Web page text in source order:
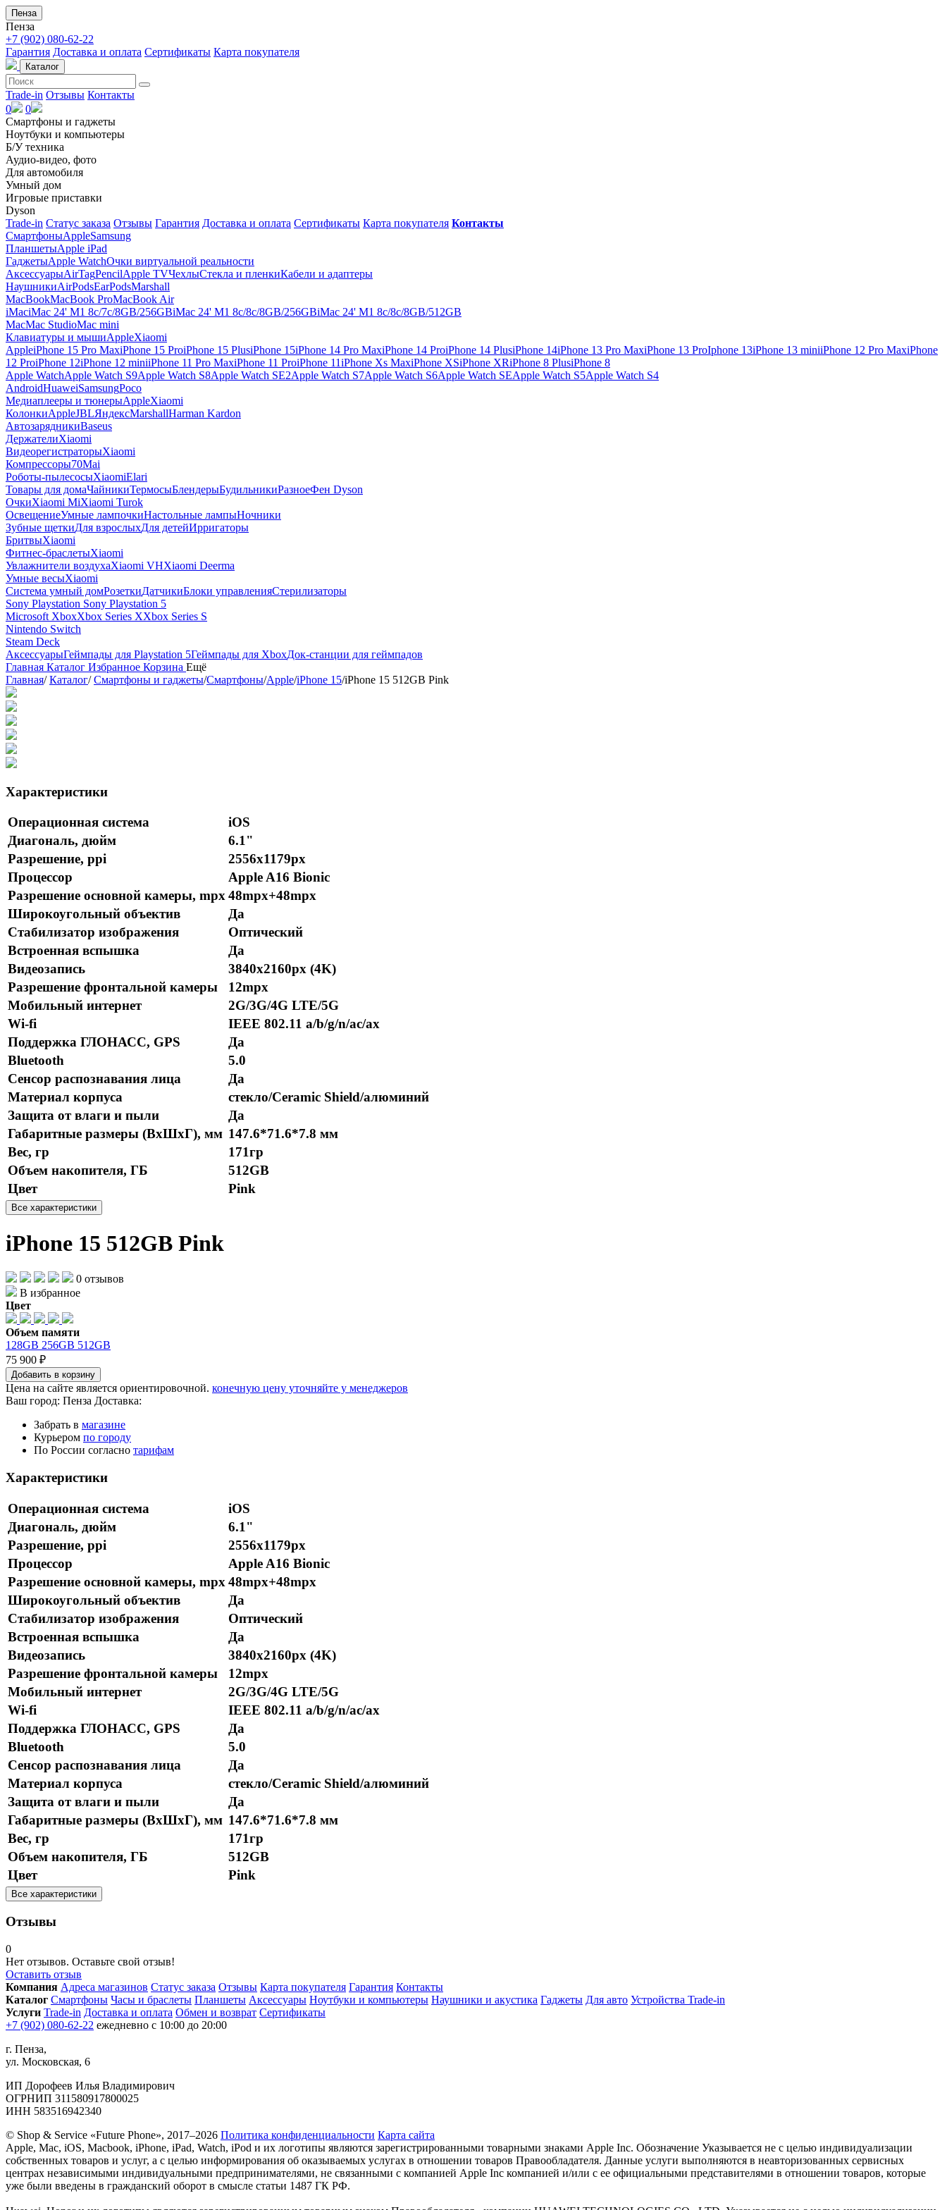
Пенза
Пенза
+7 (902) 080-62-22
Гарантия Доставка и оплата Сертификаты Карта покупателя
Каталог
Trade-in Отзывы Контакты
0
0
Смартфоны и гаджеты
Ноутбуки и компьютеры
Б/У техника
Аудио-видео, фото
Для автомобиля
Умный дом
Игровые приставки
Dyson
Trade-in Статус заказа Отзывы Гарантия Доставка и оплата Сертификаты Карта покупателя Контакты
СмартфоныAppleSamsung
ПланшетыApple iPad
ГаджетыApple WatchОчки виртуальной реальности
АксессуарыAirTagPencilApple TVЧехлыСтекла и пленкиКабели и адаптеры
НаушникиAirPodsEarPodsMarshall
MacBookMacBook ProMacBook Air
iMaciMac 24' M1 8c/7c/8GB/256GBiMac 24' M1 8c/8c/8GB/256GBiMac 24' M1 8c/8c/8GB/512GB
MacMac StudioMac mini
Клавиатуры и мышиAppleXiaomi
AppleiPhone 15 Pro MaxiPhone 15 ProiPhone 15 PlusiPhone 15iPhone 14 Pro MaxiPhone 14 ProiPhone 14 PlusiPhone 14iPhone 13 Pro MaxiPhone 13 ProIphone 13iPhone 13 miniiPhone 12 Pro MaxiPhone
12 ProiPhone 12iPhone 12 miniiPhone 11 Pro MaxiPhone 11 ProiPhone 11iPhone Xs MaxiPhone XSiPhone XRiPhone 8 PlusiPhone 8
Apple WatchApple Watch S9Apple Watch S8Apple Watch SE2Apple Watch S7Apple Watch S6Apple Watch SEApple Watch S5Apple Watch S4
AndroidHuaweiSamsungPoco
Медиаплееры и тюнерыAppleXiaomi
КолонкиAppleJBLЯндексMarshallHarman Kardon
АвтозарядникиBaseus
ДержателиXiaomi
ВидеорегистраторыXiaomi
Компрессоры70Mai
Роботы-пылесосыXiaomiElari
Товары для домаЧайникиТермосыБлендерыБудильникиРазноеФен Dyson
ОчкиXiaomi MiXiaomi Turok
ОсвещениеУмные лампочкиНастольные лампыНочники
Зубные щеткиДля взрослыхДля детейИрригаторы
БритвыXiaomi
Фитнес-браслетыXiaomi
Увлажнители воздухаXiaomi VHXiaomi Deerma
Умные весыXiaomi
Система умный домРозеткиДатчикиБлоки управленияСтерилизаторы
Sony Playstation Sony Playstation 5
Microsoft XboxXbox Series XXbox Series S
Nintendo Switch
Steam Deck
АксессуарыГеймпады для Playstation 5Геймпады для XboxДок-станции для геймпадов
Главная Каталог Избранное Корзина Ещё
Главная/ Каталог/ Смартфоны и гаджеты/Смартфоны/Apple/iPhone 15/iPhone 15 512GB Pink
Характеристики
Операционная система
iOS
Диагональ, дюйм
6.1"
Разрешение, ppi
2556x1179px
Процессор
Apple A16 Bionic
Разрешение основной камеры, mpx48mpx+48mpx
Широкоугольный объектив
Да
Стабилизатор изображения
Оптический
Встроенная вспышка
Да
Видеозапись
3840x2160px (4K)
Разрешение фронтальной камеры
12mpx
Мобильный интернет
2G/3G/4G LTE/5G
Wi-fi
IEEE 802.11 a/b/g/n/ac/ax
Поддержка ГЛОНАСС, GPS
Да
Bluetooth
5.0
Сенсор распознавания лица
Да
Материал корпуса
стекло/Ceramic Shield/алюминий
Защита от влаги и пыли
Да
Габаритные размеры (ВхШхГ), мм 147.6*71.6*7.8 мм
Вес, гр
171гр
Объем накопителя, ГБ
512GB
Цвет
Pink
Все характеристики
iPhone 15 512GB Pink
0 отзывов
В избранное
Цвет
Объем памяти
128GB 256GB 512GB
75 900 ₽
Добавить в корзину
Цена на сайте является ориентировочной. конечную цену уточняйте у менеджеров
Ваш город: Пенза Доставка:
Забрать в магазине
Курьером по городу
По России согласно тарифам
Характеристики
Операционная система
iOS
Диагональ, дюйм
6.1"
Разрешение, ppi
2556x1179px
Процессор
Apple A16 Bionic
Разрешение основной камеры, mpx 48mpx+48mpx
Широкоугольный объектив
Да
Стабилизатор изображения
Оптический
Встроенная вспышка
Да
Видеозапись
3840x2160px (4K)
Разрешение фронтальной камеры
12mpx
Мобильный интернет
2G/3G/4G LTE/5G
Wi-fi
IEEE 802.11 a/b/g/n/ac/ax
Поддержка ГЛОНАСС, GPS
Да
Bluetooth
5.0
Сенсор распознавания лица
Да
Материал корпуса
стекло/Ceramic Shield/алюминий
Защита от влаги и пыли
Да
Габаритные размеры (ВхШхГ), мм 147.6*71.6*7.8 мм
Вес, гр
171гр
Объем накопителя, ГБ
512GB
Цвет
Pink
Все характеристики
Отзывы
0
Нет отзывов. Оставьте свой отзыв!
Оставить отзыв
Компания Адреса магазинов Статус заказа Отзывы Карта покупателя Гарантия Контакты
Каталог Смартфоны Часы и браслеты Планшеты Аксессуары Ноутбуки и компьютеры Наушники и акустика Гаджеты Для авто Устройства Trade-in
Услуги Trade-in Доставка и оплата Обмен и возврат Сертификаты
+7 (902) 080-62-22 ежедневно с 10:00 до 20:00
г. Пенза,
ул. Московская, 6
ИП Дорофеев Илья Владимирович
ОГРНИП 311580917800025
ИНН 583516942340
© Shop & Service «Future Phone», 2017–2026 Политика конфиденциальности Карта сайта
Apple, Mac, iOS, Macbook, iPhone, iPad, Watch, iPod и их логотипы являются зарегистрированными товарными знаками Apple Inc. Обозначение Указывается не с целью индивидуализации
собственных товаров и услуг, а с целью информирования об оказываемых услугах в отношении товаров Правообладателя. Данные услуги выполняются в неавторизованных сервисных
центрах независимыми индивидуальными предпринимателями, не связанными с компанией Apple Inc компанией и/или с ее официальными представителями в отношении товаров, которые
уже были введены в гражданский оборот в смысле статьи 1487 ГК РФ.